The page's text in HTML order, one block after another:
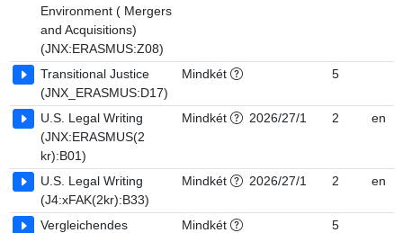
Environment ( Mergers
and Acquisitions)
(JNX:ERASMUS:Z08)
Transitional Justice
(JNX_ERASMUS:D17)
Mindkét 5
U.S. Legal Writing
(JNX:ERASMUS(2
kr):B01)
Mindkét 2026/27/1 2 en
U.S. Legal Writing
(J4:xFAK(2kr):B33)
Mindkét 2026/27/1 2 en
Vergleichendes
Mindkét 5